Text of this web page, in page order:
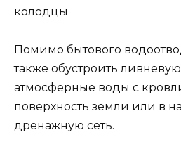
колодцы
Помимо бытового
также обустроить
атмосферные воды с
поверхность земли или в
дренажную сеть.